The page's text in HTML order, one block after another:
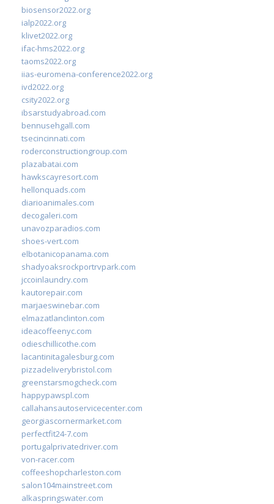
biosensor2022.org
ialp2022.org
klivet2022.org
ifac-hms2022.org
taoms2022.org
iias-euromena-conference2022.org
ivd2022.org
csity2022.org
ibsarstudyabroad.com
bennusehgall.com
tsecincinnati.com
roderconstructiongroup.com
plazabatai.com
hawkscayresort.com
hellonquads.com
diarioanimales.com
decogaleri.com
unavozparadios.com
shoes-vert.com
elbotanicopanama.com
shadyoaksrockportrvpark.com
jccoinlaundry.com
kautorepair.com
marjaeswinebar.com
elmazatlanclinton.com
ideacoffeenyc.com
odieschillicothe.com
lacantinitagalesburg.com
pizzadeliverybristol.com
greenstarsmogcheck.com
happypawspl.com
callahansautoservicecenter.com
georgiascornermarket.com
perfectfit24-7.com
portugalprivatedriver.com
von-racer.com
coffeeshopcharleston.com
salon104mainstreet.com
alkaspringswater.com